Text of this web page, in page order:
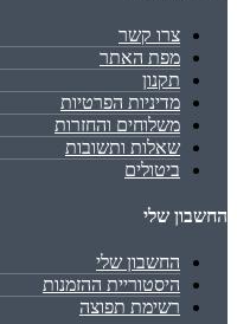
צרו קשר
מפת האתר
תקנון
מדיניות הפרטיות
משלוחים והחזרות
שאלות ותשובות
ביטולים
החשבון שלי
החשבון שלי
היסטוריית ההזמנות
רשימת תפוצה